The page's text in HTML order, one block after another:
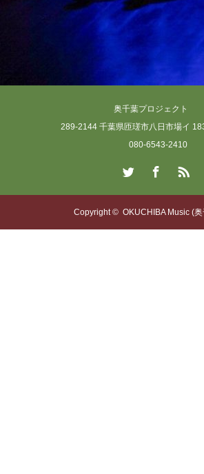
奥千葉プロジェクト
289-2144 千葉県匝瑳市八日市場イ
080-6543-2410
Copyright © OKUCHIBA Music (